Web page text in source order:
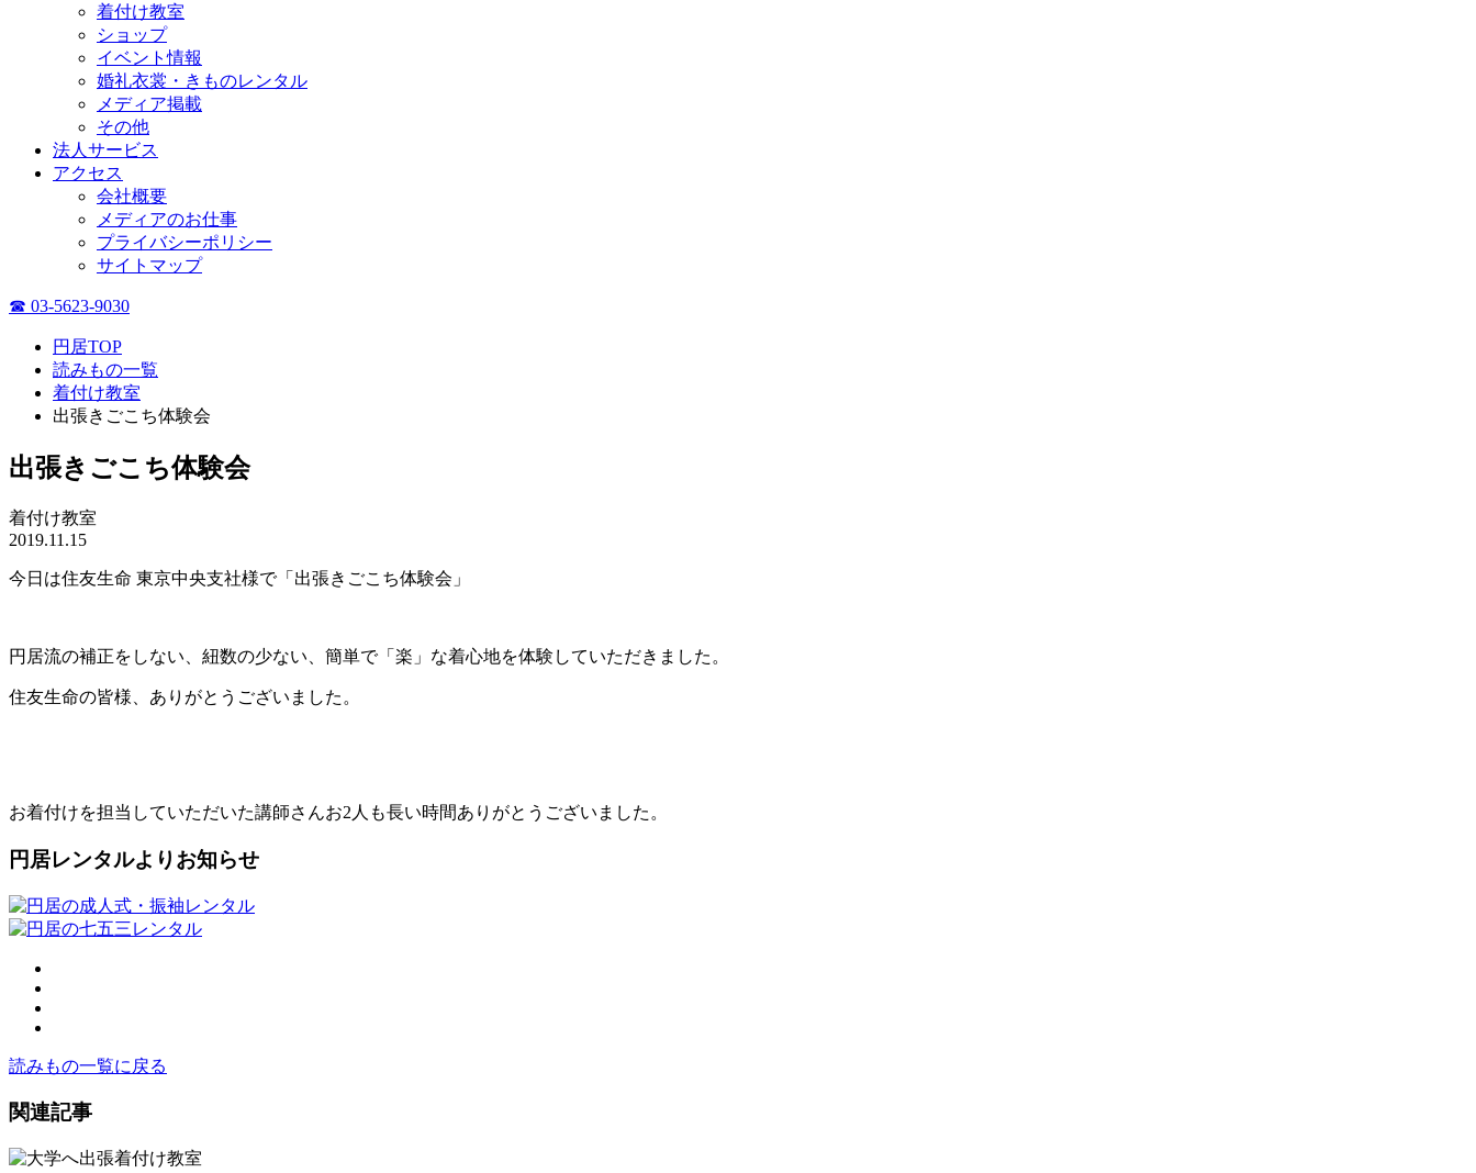
着付け教室
ショップ
イベント情報
婚礼衣裳・きものレンタル
メディア掲載
その他
法人サービス
アクセス
会社概要
メディアのお仕事
プライバシーポリシー
サイトマップ
☎ 03-5623-9030
円居TOP
読みもの一覧
着付け教室
出張きごこち体験会
出張きごこち体験会
着付け教室
2019.11.15
今日は住友生命 東京中央支社様で「出張きごこち体験会」
円居流の補正をしない、紐数の少ない、簡単で「楽」な着心地を体験していただきました。
住友生命の皆様、ありがとうございました。
お着付けを担当していただいた講師さんお2人も長い時間ありがとうございました。
円居レンタルよりお知らせ
読みもの一覧に戻る
関連記事